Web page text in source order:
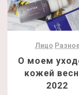
Лицо
О моем
кожей
2022